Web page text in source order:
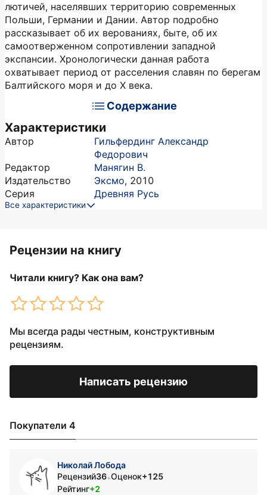
лютичей, населявших территорию современных
Польши, Германии и Дании. Автор подробно
рассказывает об их верованиях, быте, об их
самоотверженном сопротивлении западной
экспансии. Хронологически данная работа
охватывает период от расселения славян по берегам
Балтийского моря и до Х века.
Содержание
Характеристики
Автор
Гильфердинг Александр
Федорович
Редактор
Манягин В.
Издательство
Эксмо, 2010
Серия
Древняя Русь
Все характеристики
Рецензии на книгу
Читали книгу? Как она вам?
Мы всегда рады честным, конструктивным
рецензиям.
Написать рецензию
Покупатели 4
Николай Лобода
Рецензий36•Оценок+125
Рейтинг+2